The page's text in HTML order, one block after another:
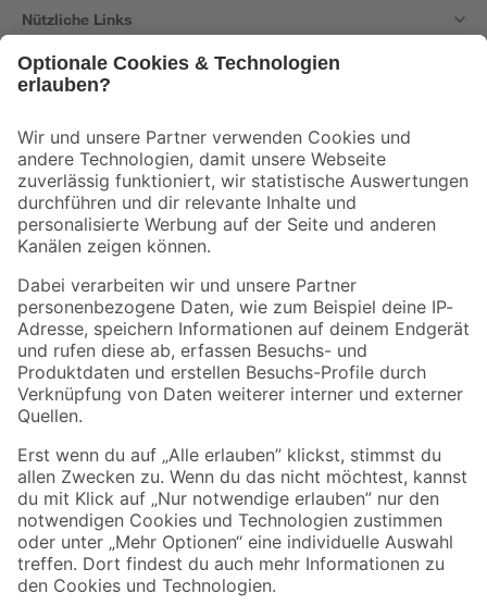
Nützliche Links
Der toom Newsletter: Keine Angebote und Aktionen mehr verpassen!
Zur Newsletter Anmeldung
Folge uns
Zahlungsarten Versandarten
Sicher einkaufen
Jetzt die toom-App herunterladen